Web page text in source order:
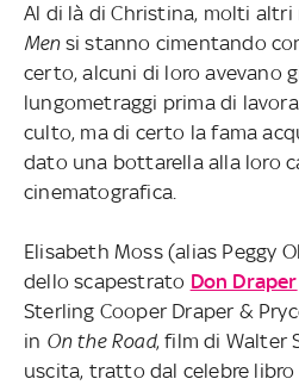
Al di là di Christina, molti altri
Mensi stanno cimentando
certo, alcuni di loro avevano
lungometraggi prima di
culto, ma di certo la fama
dato una bottarella alla loro
cinematografica.
Elisabeth Moss (alias Peggy
dello scapestrato Don Draper
Sterling Cooper Draper &
in On the Road, film di Walter
uscita, tratto dal celebre libro